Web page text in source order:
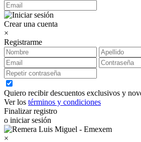
Crear una cuenta
×
Registrarme
Quiero recibir descuentos exclusivos y
Ver los términos y condiciones
Finalizar registro
o iniciar sesión
×